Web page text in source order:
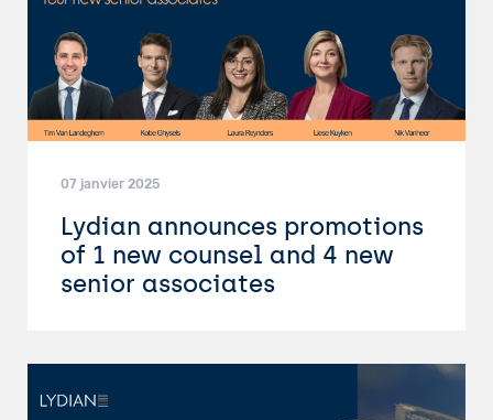
07 janvier 2025
Lydian announces promotions
of 1 new counsel and 4 new
senior associates